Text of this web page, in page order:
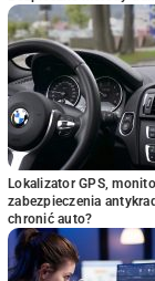
Lokalizator GPS,
zabezpieczenia
chronić auto?